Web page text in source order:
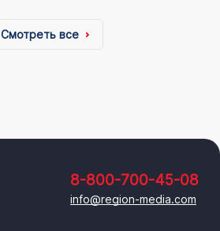
Смотреть все
8-800-700-45-08
info@region-media.com